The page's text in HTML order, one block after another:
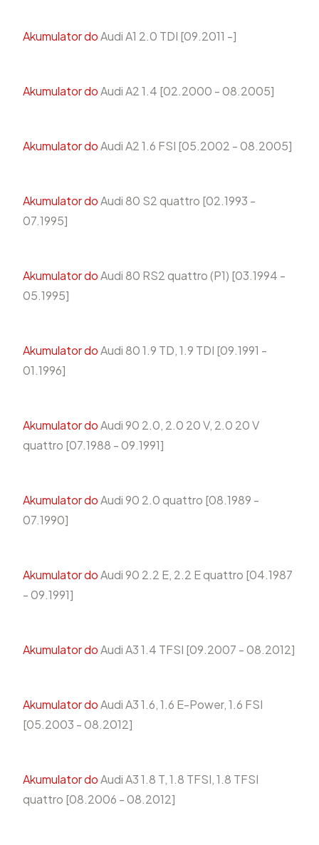
Akumulator doAudi A1 2.0 TDI [09.2011 -]
Akumulator doAudi A2 1.4 [02.2000 - 08.2005]
Akumulator doAudi A2 1.6 FSI [05.2002 - 08.2005]
Akumulator doAudi 80 S2 quattro [02.1993 -
07.1995]
Akumulator doAudi 80 RS2 quattro (P1) [03.1994 -
05.1995]
Akumulator doAudi 80 1.9 TD, 1.9 TDI [09.1991 -
01.1996]
Akumulator doAudi 90 2.0, 2.0 20 V, 2.0 20 V
quattro [07.1988 - 09.1991]
Akumulator doAudi 90 2.0 quattro [08.1989 -
07.1990]
Akumulator doAudi 90 2.2 E, 2.2 E quattro [04.1987
- 09.1991]
Akumulator doAudi A3 1.4 TFSI [09.2007 - 08.2012]
Akumulator doAudi A3 1.6, 1.6 E-Power, 1.6 FSI
[05.2003 - 08.2012]
Akumulator doAudi A3 1.8 T, 1.8 TFSI, 1.8 TFSI
quattro [08.2006 - 08.2012]